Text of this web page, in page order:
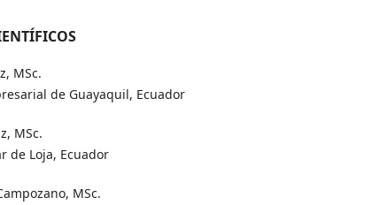
MSc.
de Guayaquil, Ecuador
MSc.
de Loja, Ecuador
MSc.